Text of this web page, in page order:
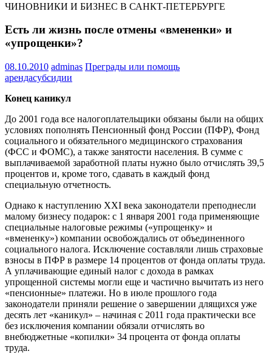
ЧИНОВНИКИ И БИЗНЕС В САНКТ-ПЕТЕРБУРГЕ
Есть ли жизнь после отмены «вмененки» и
«упрощенки»?
08.10.2010 adminas Преграды или помощь
арендасубсидии
Конец каникул
До 2001 года все налогоплательщики обязаны были на общих
условиях пополнять Пенсионный фонд России (ПФР), Фонд
социального и обязательного медицинского страхования
(ФСС и ФОМС), а также занятости населения. В сумме с
выплачиваемой заработной платы нужно было отчислять 39,5
процентов и, кроме того, сдавать в каждый фонд
специальную отчетность.
Однако к наступлению XXI века законодатели преподнесли
малому бизнесу подарок: с 1 января 2001 года применяющие
специальные налоговые режимы («упрощенку» и
«вмененку») компании освобождались от объединенного
социального налога. Исключение составляли лишь страховые
взносы в ПФР в размере 14 процентов от фонда оплаты труда.
А уплачивающие единый налог с дохода в рамках
упрощенной системы могли еще и частично вычитать из него
«пенсионные» платежи. Но в июле прошлого года
законодатели приняли решение о завершении длящихся уже
десять лет «каникул» – начиная с 2011 года практически все
без исключения компании обязали отчислять во
внебюджетные «копилки» 34 процента от фонда оплаты
труда.